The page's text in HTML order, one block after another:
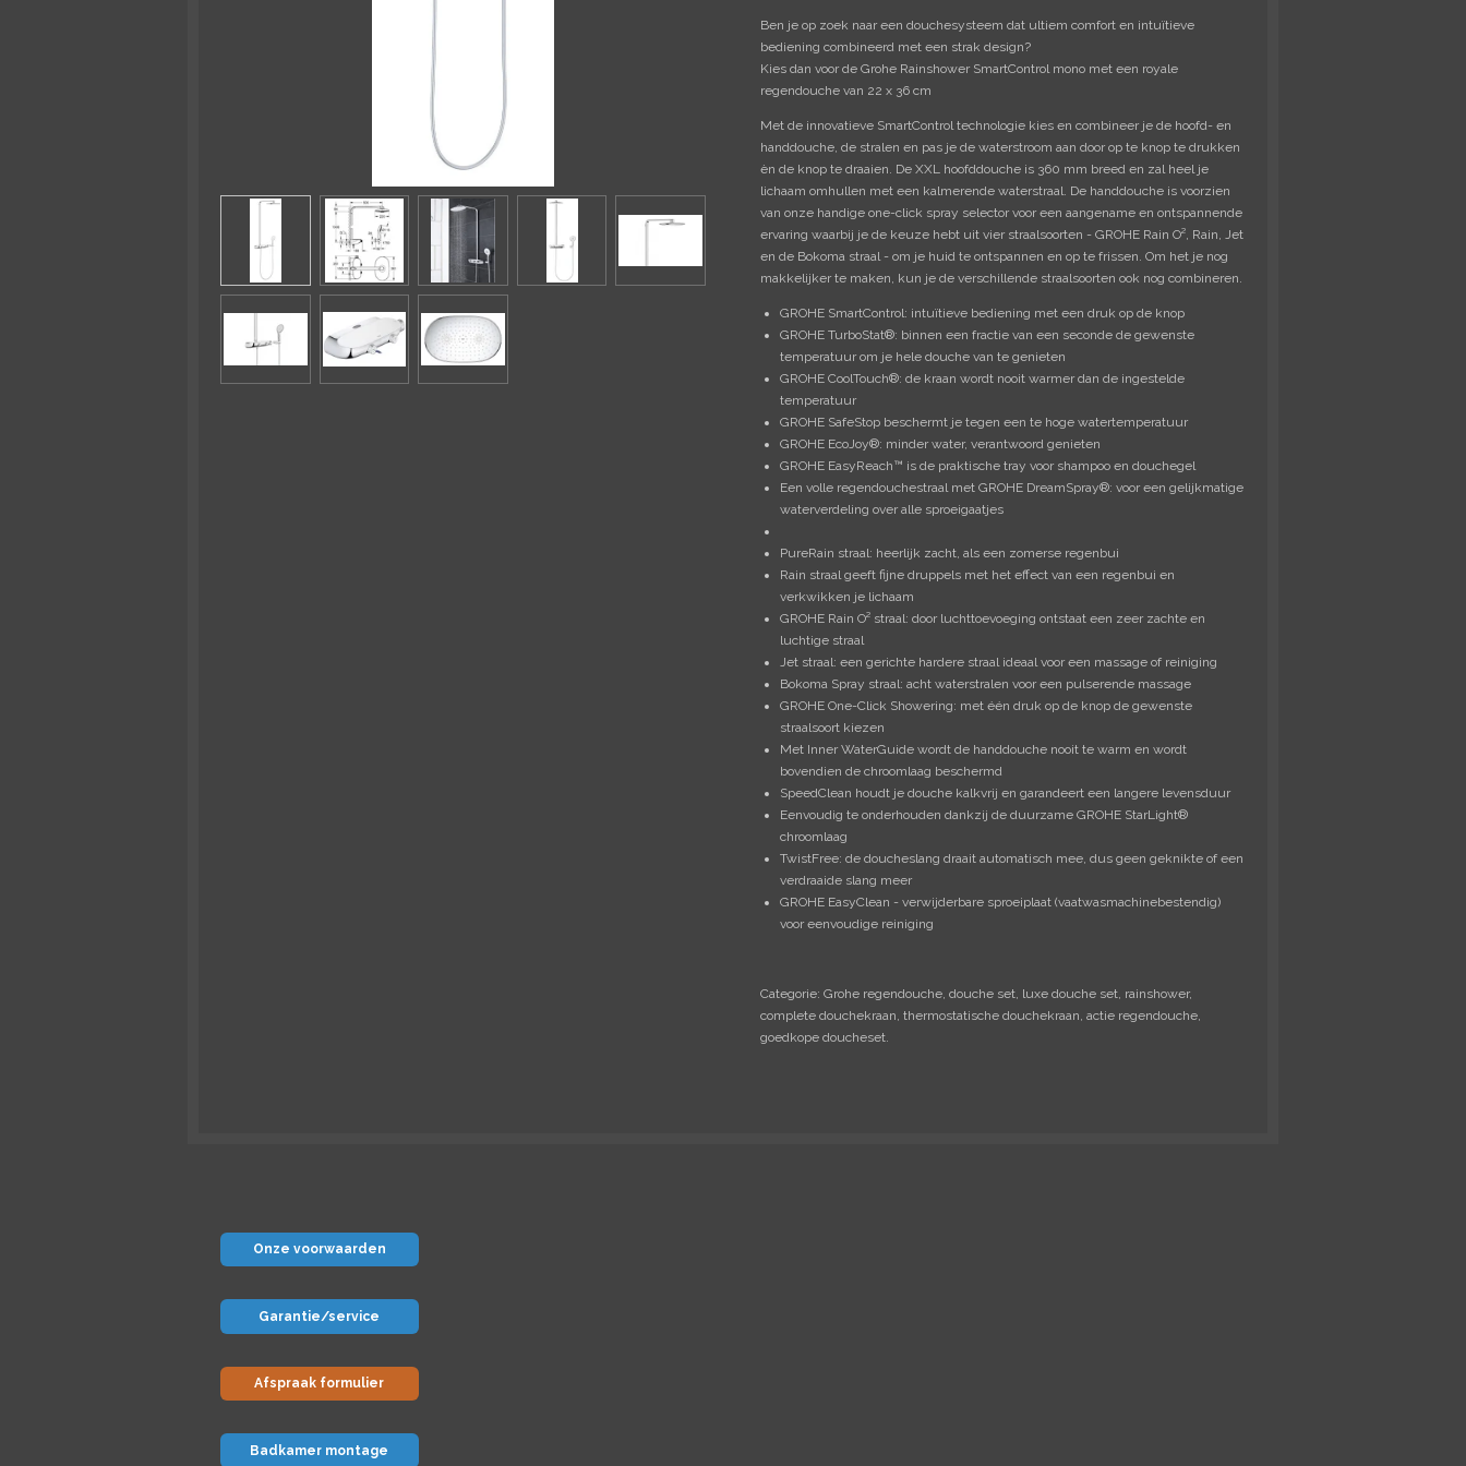
Ben je op zoek naar een douchesysteem dat ultiem comfort en intuïtieve
bediening combineerd met een strak design?
Kies dan voor de Grohe Rainshower SmartControl mono met een royale
regendouche van 22 x 36 cm
Met de innovatieve SmartControl technologie kies en combineer je de hoofd- en
handdouche, de stralen en pas je de waterstroom aan door op te knop te drukken
èn de knop te draaien. De XXL hoofddouche is 360 mm breed en zal heel je
lichaam omhullen met een kalmerende waterstraal. De handdouche is voorzien
van onze handige one-click spray selector voor een aangename en ontspannende
ervaring waarbij je de keuze hebt uit vier straalsoorten - GROHE Rain O², Rain, Jet
en de Bokoma straal - om je huid te ontspannen en op te frissen. Om het je nog
makkelijker te maken, kun je de verschillende straalsoorten ook nog combineren.
GROHE SmartControl: intuïtieve bediening met een druk op de knop
GROHE TurboStat®: binnen een fractie van een seconde de gewenste
temperatuur om je hele douche van te genieten
GROHE CoolTouch®: de kraan wordt nooit warmer dan de ingestelde
temperatuur
GROHE SafeStop beschermt je tegen een te hoge watertemperatuur
GROHE EcoJoy®: minder water, verantwoord genieten
GROHE EasyReach™ is de praktische tray voor shampoo en douchegel
Een volle regendouchestraal met GROHE DreamSpray®: voor een gelijkmatige
waterverdeling over alle sproeigaatjes
PureRain straal: heerlijk zacht, als een zomerse regenbui
Rain straal geeft fijne druppels met het effect van een regenbui en
verkwikken je lichaam
GROHE Rain O² straal: door luchttoevoeging ontstaat een zeer zachte en
luchtige straal
Jet straal: een gerichte hardere straal ideaal voor een massage of reiniging
Bokoma Spray straal: acht waterstralen voor een pulserende massage
GROHE One-Click Showering: met één druk op de knop de gewenste
straalsoort kiezen
Met Inner WaterGuide wordt de handdouche nooit te warm en wordt
bovendien de chroomlaag beschermd
SpeedClean houdt je douche kalkvrij en garandeert een langere levensduur
Eenvoudig te onderhouden dankzij de duurzame GROHE StarLight®
chroomlaag
TwistFree: de doucheslang draait automatisch mee, dus geen geknikte of een
verdraaide slang meer
GROHE EasyClean - verwijderbare sproeiplaat (vaatwasmachinebestendig)
voor eenvoudige reiniging
Categorie: Grohe regendouche, douche set, luxe douche set, rainshower,
complete douchekraan, thermostatische douchekraan, actie regendouche,
goedkope doucheset.
Onze voorwaarden
Garantie/service
Afspraak formulier
Badkamer montage